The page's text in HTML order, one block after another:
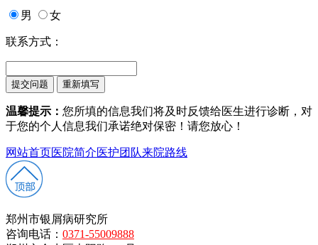
男 女
联系方式：
温馨提示： 您所填的信息我们将及时反馈给医生进行诊断，对
于您的个人信息我们承诺绝对保密！请您放心！
网站首页医院简介医护团队来院路线
郑州市银屑病研究所
咨询电话： 0371-55009888